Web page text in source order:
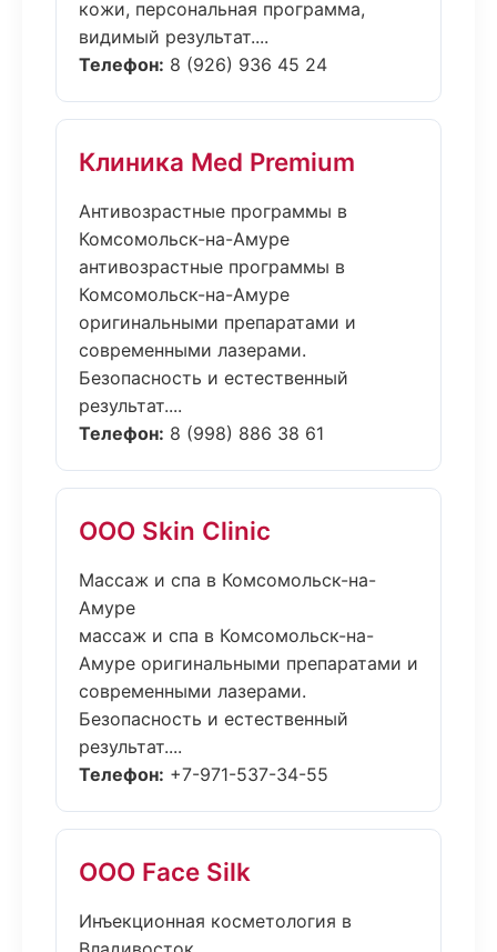
кожи, персональная программа,
видимый результат....
Телефон: 8 (926) 936 45 24
Клиника Med Premium
Антивозрастные программы в
Комсомольск-на-Амуре
антивозрастные программы в
Комсомольск-на-Амуре
оригинальными препаратами и
современными лазерами.
Безопасность и естественный
результат....
Телефон: 8 (998) 886 38 61
ООО Skin Clinic
Массаж и спа в Комсомольск-на-
Амуре
массаж и спа в Комсомольск-на-
Амуре оригинальными препаратами и
современными лазерами.
Безопасность и естественный
результат....
Телефон: +7-971-537-34-55
ООО Face Silk
Инъекционная косметология в